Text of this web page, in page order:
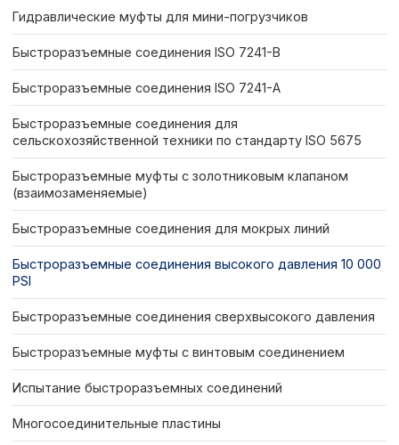
Гидравлические муфты для мини-погрузчиков
Быстроразъемные соединения ISO 7241-B
Быстроразъемные соединения ISO 7241-A
Быстроразъемные соединения для
сельскохозяйственной техники по стандарту ISO 5675
Быстроразъемные муфты с золотниковым клапаном
(взаимозаменяемые)
Быстроразъемные соединения для мокрых линий
Быстроразъемные соединения высокого давления 10 000
PSI
Быстроразъемные соединения сверхвысокого давления
Быстроразъемные муфты с винтовым соединением
Испытание быстроразъемных соединений
Многосоединительные пластины